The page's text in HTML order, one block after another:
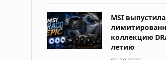
MSI выпустила
коллекцию
летию